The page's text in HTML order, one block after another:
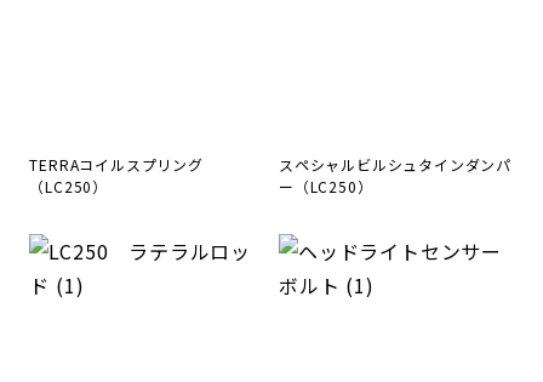
TERRAコイルスプリング
（LC250）
スペシャルビルシュタインダンパ
ー（LC250）